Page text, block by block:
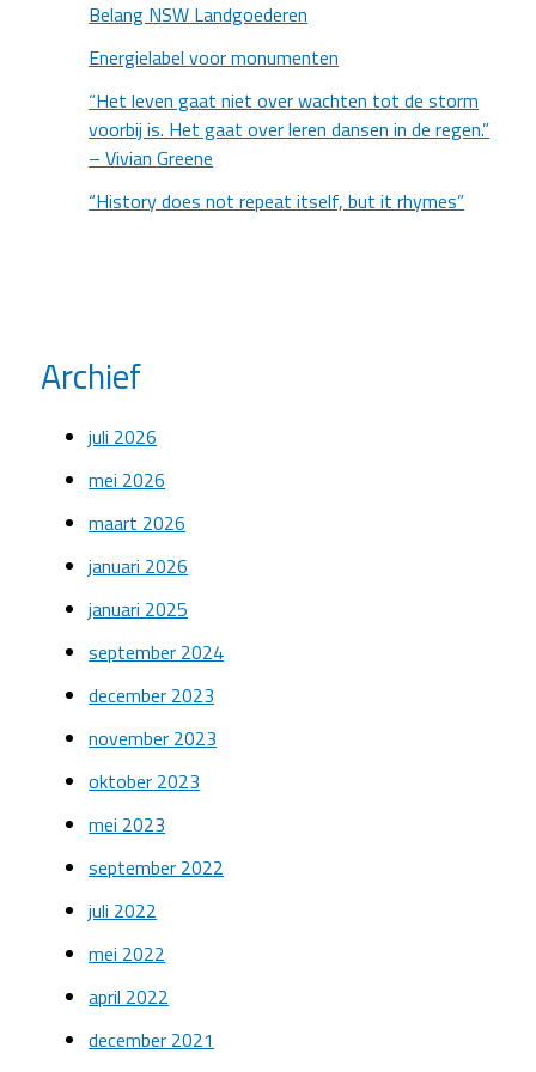
Belang NSW Landgoederen
Energielabel voor monumenten
“Het leven gaat niet over wachten tot de storm
voorbij is. Het gaat over leren dansen in de regen.”
– Vivian Greene
“History does not repeat itself, but it rhymes”
Archief
juli 2026
mei 2026
maart 2026
januari 2026
januari 2025
september 2024
december 2023
november 2023
oktober 2023
mei 2023
september 2022
juli 2022
mei 2022
april 2022
december 2021